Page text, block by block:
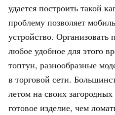
удается построить такой
проблему позволяет
устройство.
любое удобное для этого
топтун, разнообразные
в торговой сети.
летом на своих
готовое изделие, чем